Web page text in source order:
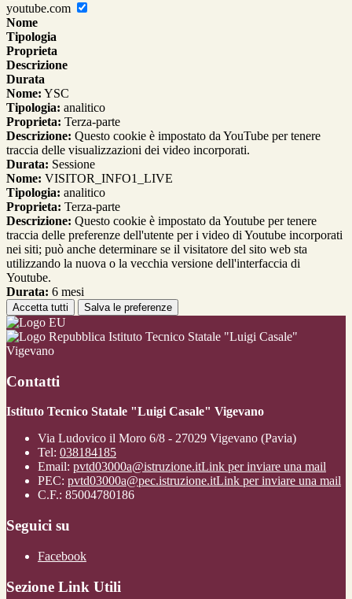
youtube.com
Nome
Tipologia
Proprieta
Descrizione
Durata
Nome: YSC
Tipologia: analitico
Proprieta: Terza-parte
Descrizione: Questo cookie è impostato da YouTube per tenere
traccia delle visualizzazioni dei video incorporati.
Durata: Sessione
Nome: VISITOR_INFO1_LIVE
Tipologia: analitico
Proprieta: Terza-parte
Descrizione: Questo cookie è impostato da Youtube per tenere
traccia delle preferenze dell'utente per i video di Youtube incorporati
nei siti; può anche determinare se il visitatore del sito web sta
utilizzando la nuova o la vecchia versione dell'interfaccia di
Youtube.
Durata: 6 mesi
Accetta tutti Salva le preferenze
Istituto Tecnico Statale "Luigi Casale"
Vigevano
Contatti
Istituto Tecnico Statale "Luigi Casale" Vigevano
Via Ludovico il Moro 6/8 - 27029 Vigevano (Pavia)
Tel: 038184185
Email: pvtd03000a@istruzione.itLink per inviare una mail
PEC: pvtd03000a@pec.istruzione.itLink per inviare una mail
C.F.: 85004780186
Seguici su
Facebook
Sezione Link Utili